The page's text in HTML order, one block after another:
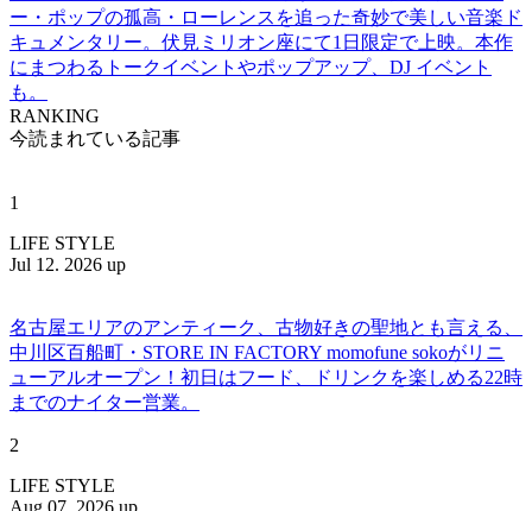
ー・ポップの孤高・ローレンスを追った奇妙で美しい音楽ド
キュメンタリー。伏見ミリオン座にて1日限定で上映。本作
にまつわるトークイベントやポップアップ、DJ イベント
も。
RANKING
今読まれている記事
1
LIFE STYLE
Jul 12. 2026 up
名古屋エリアのアンティーク、古物好きの聖地とも言える、
中川区百船町・STORE IN FACTORY momofune sokoがリニ
ューアルオープン！初日はフード、ドリンクを楽しめる22時
までのナイター営業。
2
LIFE STYLE